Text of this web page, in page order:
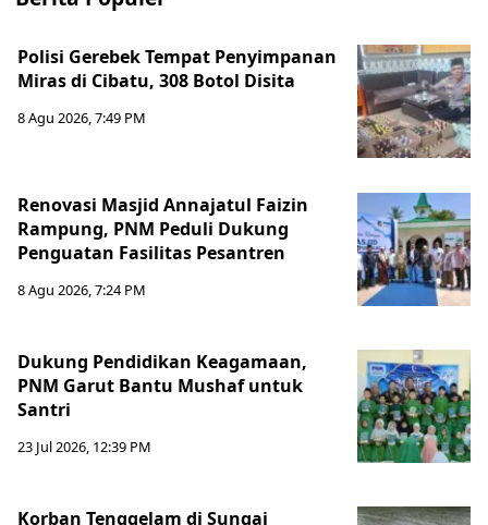
Polisi Gerebek Tempat Penyimpanan
Miras di Cibatu, 308 Botol Disita
8 Agu 2026, 7:49 PM
Renovasi Masjid Annajatul Faizin
Rampung, PNM Peduli Dukung
Penguatan Fasilitas Pesantren
8 Agu 2026, 7:24 PM
Dukung Pendidikan Keagamaan,
PNM Garut Bantu Mushaf untuk
Santri
23 Jul 2026, 12:39 PM
Korban Tenggelam di Sungai